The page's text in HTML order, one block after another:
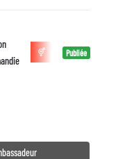
Publiée